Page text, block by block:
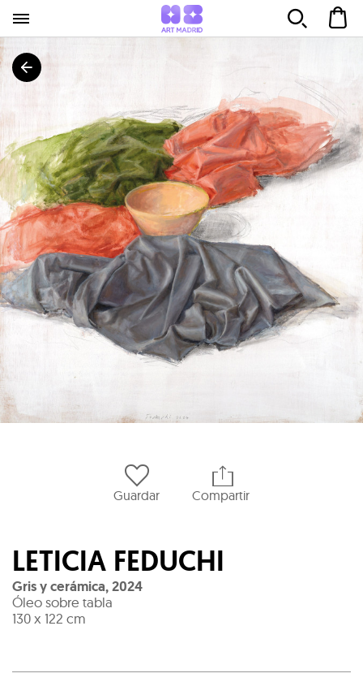
Guardar Compartir
LETICIA FEDUCHI
Gris y cerámica,2024
Óleo sobre tabla
130 x 122 cm